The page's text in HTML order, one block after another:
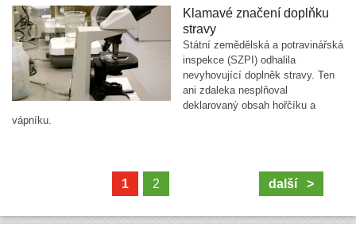
Klamavé značení doplňku
stravy
Státní zemědělská a potravinářská
inspekce (SZPI) odhalila
nevyhovující doplněk stravy. Ten
ani zdaleka nesplňoval
deklarovaný obsah hořčíku a
vápníku.
1 2 další >